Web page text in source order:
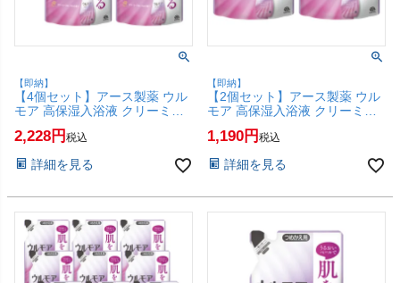
【即納】
【4個セット】アース製薬 ウル
モア 高保湿入浴液 クリーミー
フローラルの香り つめかえ
480ml×4個【浴用化粧料 入浴剤
(6062404-set4)
2,228 税込
詳細を見る
【即納】
【2個セット】アース製薬 ウル
モア 高保湿入浴液 クリーミー
フローラルの香り つめかえ
480ml×2個【浴用化粧料 入浴剤
(6062404-set2)
1,190 税込
詳細を見る